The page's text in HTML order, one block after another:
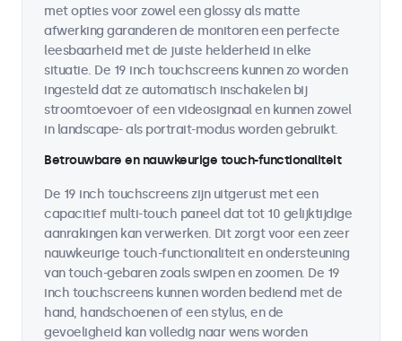
met opties voor zowel een glossy als matte
afwerking garanderen de monitoren een perfecte
leesbaarheid met de juiste helderheid in elke
situatie. De 19 inch touchscreens kunnen zo worden
ingesteld dat ze automatisch inschakelen bij
stroomtoevoer of een videosignaal en kunnen zowel
in landscape- als portrait-modus worden gebruikt.
Betrouwbare en nauwkeurige touch-functionaliteit
De 19 inch touchscreens zijn uitgerust met een
capacitief multi-touch paneel dat tot 10 gelijktijdige
aanrakingen kan verwerken. Dit zorgt voor een zeer
nauwkeurige touch-functionaliteit en ondersteuning
van touch-gebaren zoals swipen en zoomen. De 19
inch touchscreens kunnen worden bediend met de
hand, handschoenen of een stylus, en de
gevoeligheid kan volledig naar wens worden